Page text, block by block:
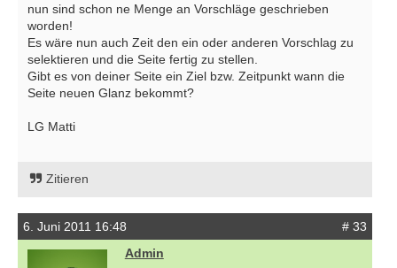
nun sind schon ne Menge an Vorschläge geschrieben
worden!
Es wäre nun auch Zeit den ein oder anderen Vorschlag zu
selektieren und die Seite fertig zu stellen.
Gibt es von deiner Seite ein Ziel bzw. Zeitpunkt wann die
Seite neuen Glanz bekommt?
LG Matti
Zitieren
6. Juni 2011 16:48
# 33
Admin